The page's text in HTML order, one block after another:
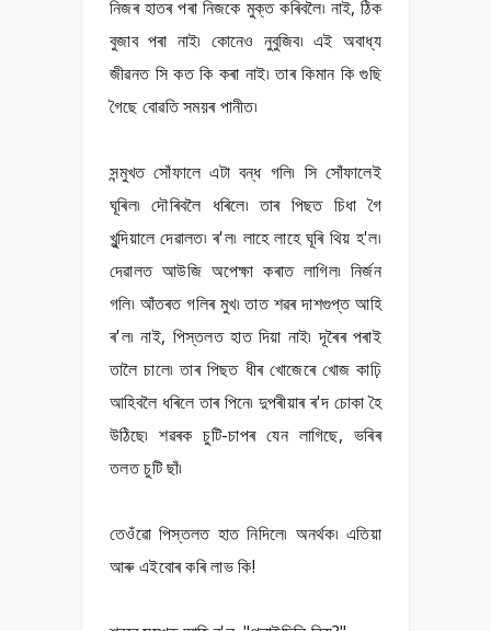
নিজৰ হাতৰ পৰা নিজকে মুক্ত কৰিবলৈ৷ নাই, ঠিক
বুজাব পৰা নাই৷ কোনেও নুবুজিব৷ এই অবাধ্য
জীৱনত সি কত কি কৰা নাই৷ তাৰ কিমান কি গুছি
গৈছে বোৱতি সময়ৰ পানীত৷
সন্মুখত সোঁফালে এটা বন্ধ গলি৷ সি সোঁফালেই
ঘূৰিল৷ দৌৰিবলৈ ধৰিলে৷ তাৰ পিছত চিধা গৈ
খুন্দিয়ালে দেৱালত৷ ৰ'ল৷ লাহে লাহে ঘূৰি থিয় হ'ল৷
দেৱালত আউজি অপেক্ষা কৰাত লাগিল৷ নিৰ্জন
গলি৷ আঁতৰত গলিৰ মুখ৷ তাত শৱৰ দাশগুপ্ত আহি
ৰ'ল৷ নাই, পিস্তলত হাত দিয়া নাই৷ দূৰৈৰ পৰাই
তালৈ চালে৷ তাৰ পিছত ধীৰ খোজেৰে খোজ কাঢ়ি
আহিবলৈ ধৰিলে তাৰ পিনে৷ দুপৰীয়াৰ ৰ'দ চোকা হৈ
উঠিছে৷ শৱৰক চুটি-চাপৰ যেন লাগিছে, ভৰিৰ
তলত চুটি ছাঁ৷
তেওঁৱো পিস্তলত হাত নিদিলে৷ অনৰ্থক৷ এতিয়া
আৰু এইবোৰ কৰি লাভ কি!